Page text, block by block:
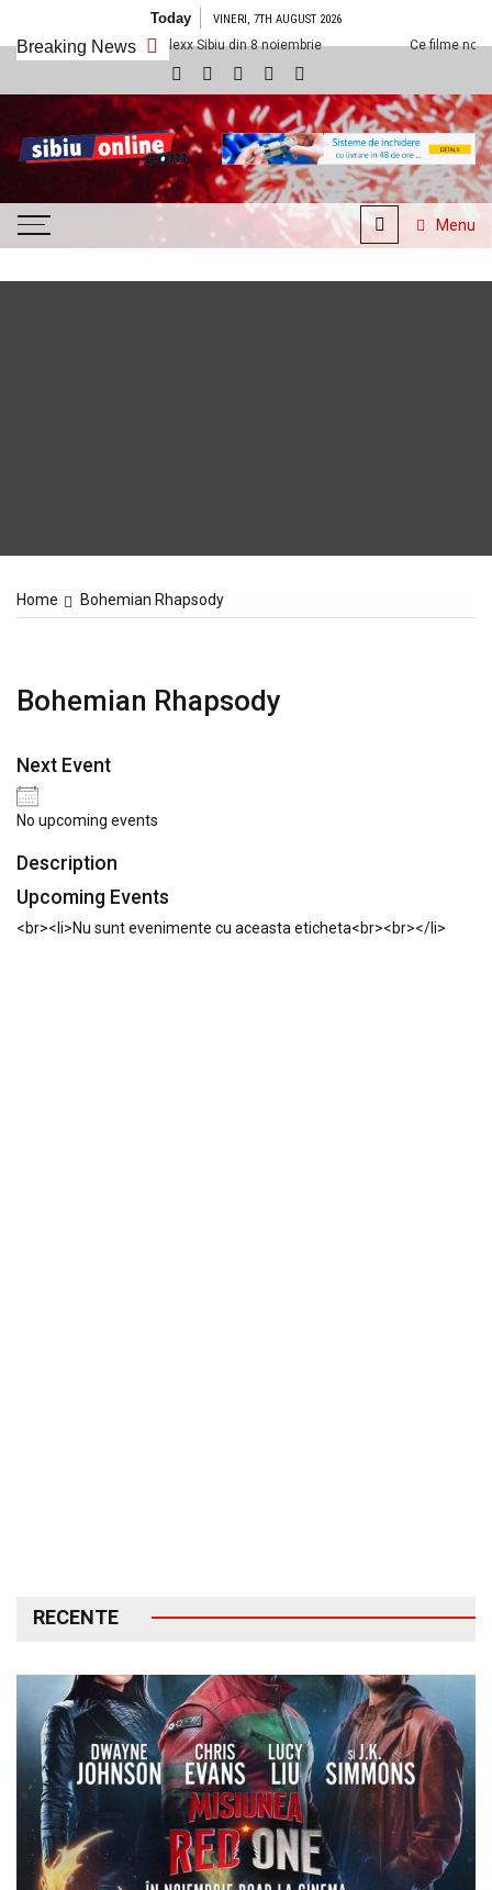
Today VINERI, 7TH AUGUST 2026
Breaking News
la Cineplexx Sibiu din 8 noiembrie Ce filme noi vedem la
SibiuOnline.com
… locatii si evenimente din
Sibiu!!!
Menu
Home Bohemian Rhapsody
Bohemian Rhapsody
Next Event
No upcoming events
Description
Upcoming Events
<br><li>Nu sunt evenimente cu aceasta eticheta<br><br></li>
RECENTE